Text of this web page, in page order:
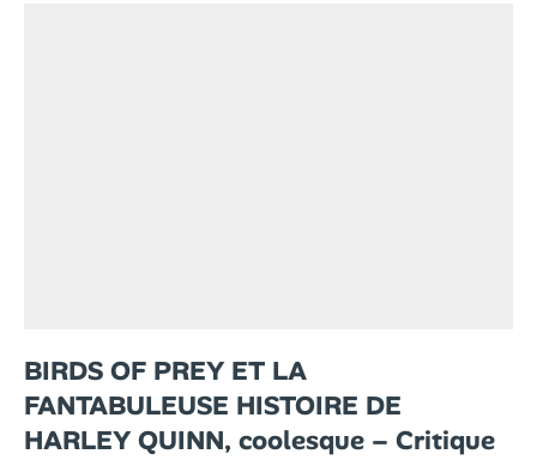
BIRDS OF PREY ET LA
FANTABULEUSE HISTOIRE DE
HARLEY QUINN, coolesque – Critique